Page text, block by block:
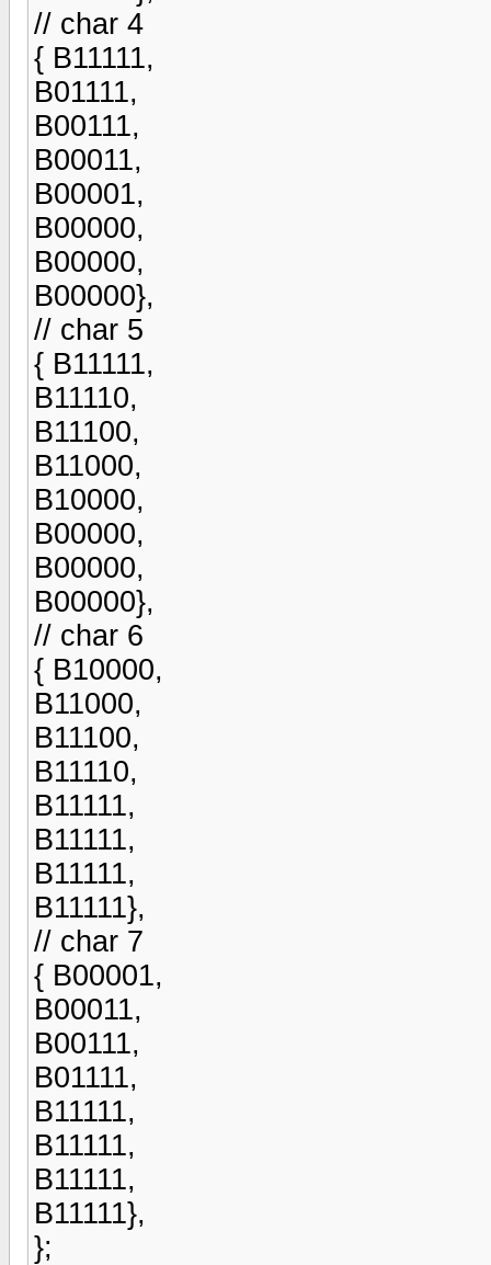
// char 4
{ B11111,
B01111,
B00111,
B00011,
B00001,
B00000,
B00000,
B00000},
// char 5
{ B11111,
B11110,
B11100,
B11000,
B10000,
B00000,
B00000,
B00000},
// char 6
{ B10000,
B11000,
B11100,
B11110,
B11111,
B11111,
B11111,
B11111},
// char 7
{ B00001,
B00011,
B00111,
B01111,
B11111,
B11111,
B11111,
B11111},
};